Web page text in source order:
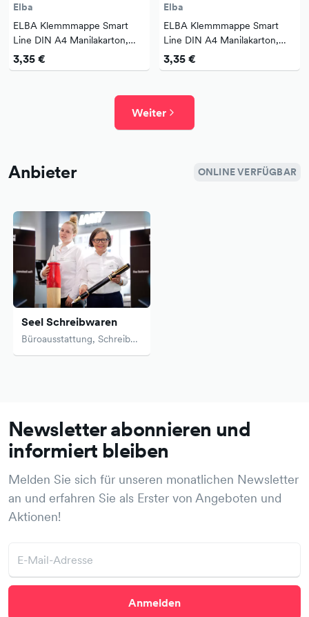
Elba
ELBA Klemmmappe Smart
Line DIN A4 Manilakarton,
recycelt Farbe der Rückseite:
grau
3,35 €
Elba
ELBA Klemmmappe Smart
Line DIN A4 Manilakarton,
recycelt Farbe der Rückseite:
grün
3,35 €
Weiter
Anbieter ONLINE VERFÜGBAR
Seel Schreibwaren
Büroausstattung, Schreibwaren
Newsletter abonnieren und
informiert bleiben
Melden Sie sich für unseren monatlichen Newsletter
an und erfahren Sie als Erster von Angeboten und
Aktionen!
Anmelden